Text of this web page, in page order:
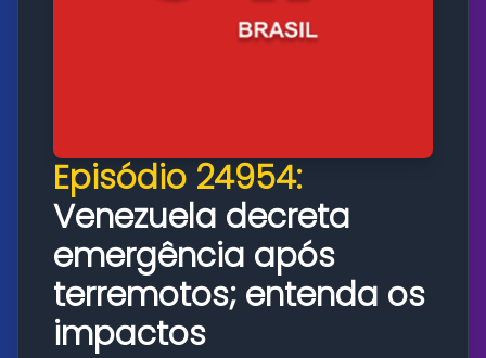
Episódio 24954:
Venezuela decreta
emergência após
terremotos; entenda os
impactos